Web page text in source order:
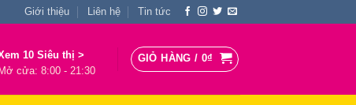
Giới thiệu Liên hệ Tin tức
10 Siêu thị >
cửa: 8:00 - 21:30
GIỎ HÀNG / 0₫